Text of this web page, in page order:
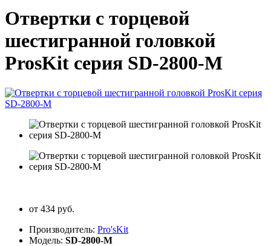
Отвертки с торцевой
шестигранной головкой
ProsKit серия SD-2800-M
от 434 руб.
Производитель: Pro'sKit
Модель: SD-2800-M